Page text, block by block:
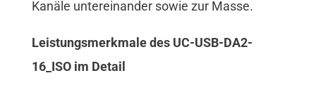
Kanäle untereinander sowie zur Masse.
Leistungsmerkmale des UC-USB-DA2-
16_ISO im Detail